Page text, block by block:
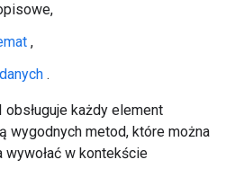
,
.
każdy element
wygodnych metod, które można
w kontekście